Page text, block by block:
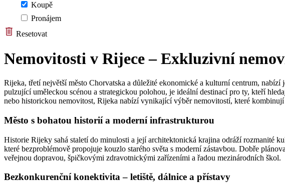
Koupě
Pronájem
Resetovat
Nemovitosti v Rijece – Exkluzivní
Rijeka, třetí největší město Chorvatska a důležité ekonomické a kulturní centrum,
pulzující uměleckou scénou a strategickou polohou, je ideální destinací pro ty, kteří
nebo historickou nemovitost, Rijeka nabízí vynikající výběr nemovitostí, které
Město s bohatou historií a moderní infrastrukturou
Historie Rijeky sahá staletí do minulosti a její architektonická krajina odráží rozmanité
které bezproblémově propojuje kouzlo starého světa s moderní zástavbou. Dobře
veřejnou dopravou, špičkovými zdravotnickými zařízeními a řadou mezinárodních škol.
Bezkonkurenční konektivita – letiště, dálnice a přístavy